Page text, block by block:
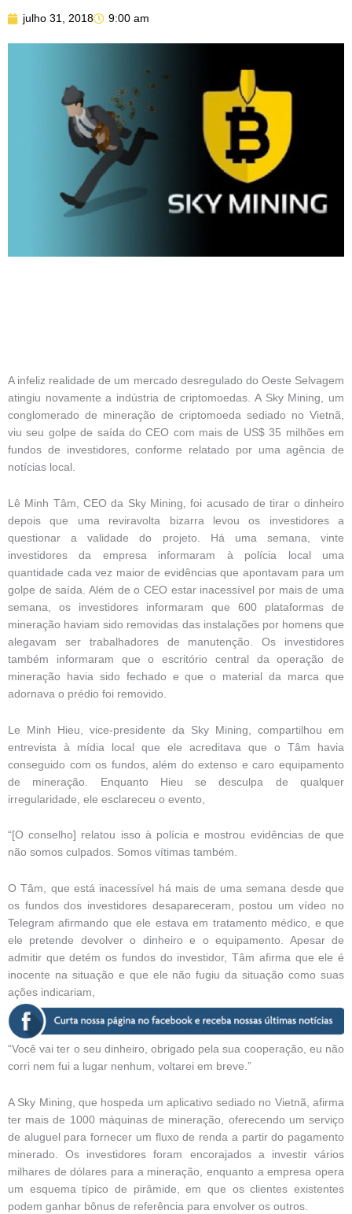
julho 31, 2018 9:00 am
A infeliz realidade de um mercado desregulado do Oeste Selvagem
atingiu novamente a indústria de criptomoedas. A Sky Mining, um
conglomerado de mineração de criptomoeda sediado no Vietnã,
viu seu golpe de saída do CEO com mais de US$ 35 milhões em
fundos de investidores, conforme relatado por uma agência de
notícias local.
Lê Minh Tâm, CEO da Sky Mining, foi acusado de tirar o dinheiro
depois que uma reviravolta bizarra levou os investidores a
questionar a validade do projeto. Há uma semana, vinte
investidores da empresa informaram à polícia local uma
quantidade cada vez maior de evidências que apontavam para um
golpe de saída. Além de o CEO estar inacessível por mais de uma
semana, os investidores informaram que 600 plataformas de
mineração haviam sido removidas das instalações por homens que
alegavam ser trabalhadores de manutenção. Os investidores
também informaram que o escritório central da operação de
mineração havia sido fechado e que o material da marca que
adornava o prédio foi removido.
Le Minh Hieu, vice-presidente da Sky Mining, compartilhou em
entrevista à mídia local que ele acreditava que o Tâm havia
conseguido com os fundos, além do extenso e caro equipamento
de mineração. Enquanto Hieu se desculpa de qualquer
irregularidade, ele esclareceu o evento,
“[O conselho] relatou isso à polícia e mostrou evidências de que
não somos culpados. Somos vítimas também.
O Tâm, que está inacessível há mais de uma semana desde que
os fundos dos investidores desapareceram, postou um vídeo no
Telegram afirmando que ele estava em tratamento médico, e que
ele pretende devolver o dinheiro e o equipamento. Apesar de
admitir que detém os fundos do investidor, Tâm afirma que ele é
inocente na situação e que ele não fugiu da situação como suas
ações indicariam,
“Você vai ter o seu dinheiro, obrigado pela sua cooperação, eu não
corri nem fui a lugar nenhum, voltarei em breve.”
A Sky Mining, que hospeda um aplicativo sediado no Vietnã, afirma
ter mais de 1000 máquinas de mineração, oferecendo um serviço
de aluguel para fornecer um fluxo de renda a partir do pagamento
minerado. Os investidores foram encorajados a investir vários
milhares de dólares para a mineração, enquanto a empresa opera
um esquema típico de pirâmide, em que os clientes existentes
podem ganhar bônus de referência para envolver os outros.